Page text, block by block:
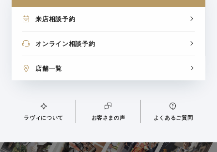
来店相談予約
オンライン相談予約
店舗一覧
ラヴィについて お客さまの声 よくあるご質問